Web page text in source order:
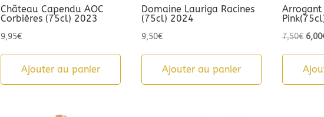
Château Capendu AOC
Corbières (75cl) 2023
9,95€
Ajouter au panier
Domaine Lauriga Racines
(75cl) 2024
9,50€
Ajouter au panier
Arrogant
7,50€ Le
6,00